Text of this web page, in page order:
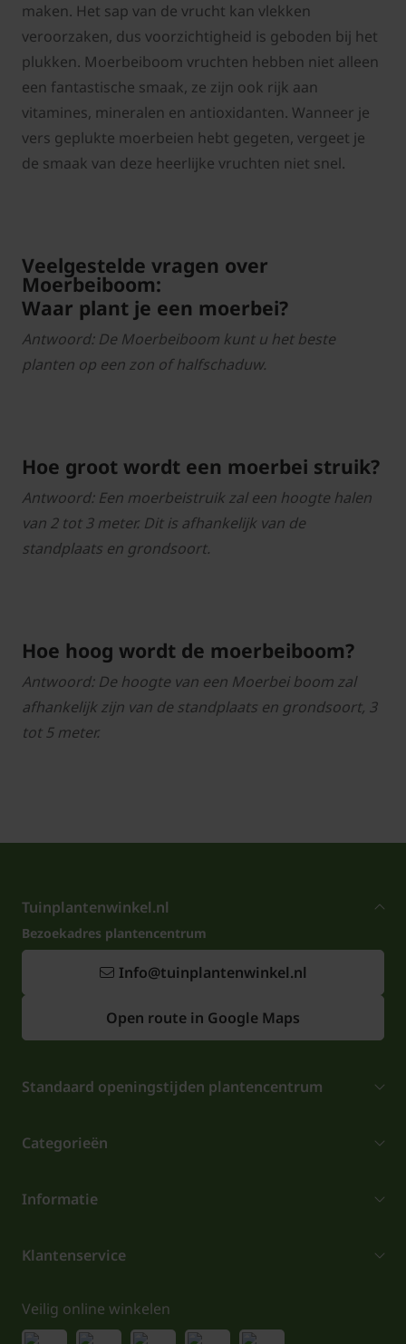
maken. Het sap van de vrucht kan vlekken
veroorzaken, dus voorzichtigheid is geboden bij het
plukken. Moerbeiboom vruchten hebben niet alleen
een fantastische smaak, ze zijn ook rijk aan
vitamines, mineralen en antioxidanten. Wanneer je
vers geplukte moerbeien hebt gegeten, vergeet je
de smaak van deze heerlijke vruchten niet snel.
Veelgestelde vragen over
Moerbeiboom:
Waar plant je een moerbei?
Antwoord: De Moerbeiboom kunt u het beste
planten op een zon of halfschaduw.
Hoe groot wordt een moerbei struik?
Antwoord: Een moerbeistruik zal een hoogte halen
van 2 tot 3 meter. Dit is afhankelijk van de
standplaats en grondsoort.
Hoe hoog wordt de moerbeiboom?
Antwoord: De hoogte van een Moerbei boom zal
afhankelijk zijn van de standplaats en grondsoort, 3
tot 5 meter.
Tuinplantenwinkel.nl
Bezoekadres plantencentrum
Info@tuinplantenwinkel.nl
Open route in Google Maps
Standaard openingstijden plantencentrum
Categorieën
Informatie
Klantenservice
Veilig online winkelen